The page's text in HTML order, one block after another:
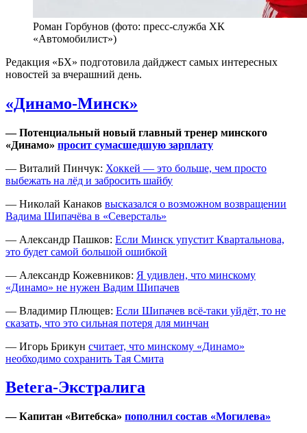
Роман Горбунов (фото: пресс-служба ХК
«Автомобилист»)
Редакция «БХ» подготовила дайджест самых интересных
новостей за вчерашний день.
«Динамо-Минск»
— Потенциальный новый главный тренер минского
«Динамо» просит сумасшедшую зарплату
— Виталий Пинчук: Хоккей — это больше, чем просто
выбежать на лёд и забросить шайбу
— Николай Канаков высказался о возможном возвращении
Вадима Шипачёва в «Северсталь»
— Александр Пашков: Если Минск упустит Квартальнова,
это будет самой большой ошибкой
— Александр Кожевников: Я удивлен, что минскому
«Динамо» не нужен Вадим Шипачев
— Владимир Плющев: Если Шипачев всё-таки уйдёт, то не
сказать, что это сильная потеря для минчан
— Игорь Брикун считает, что минскому «Динамо»
необходимо сохранить Тая Смита
Betera-Экстралига
— Капитан «Витебска» пополнил состав «Могилева»